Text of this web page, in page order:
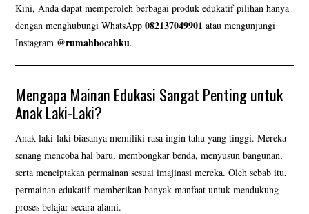
Kini, Anda dapat memperoleh berbagai produk edukatif pilihan hanya
dengan menghubungi WhatsApp082137049901 atau mengunjungi
Instagram @rumahbocahku.
Mengapa Mainan Edukasi Sangat Penting untuk
Anak Laki-Laki?
Anak laki-laki biasanya memiliki rasa ingin tahu yang tinggi. Mereka
senang mencoba hal baru, membongkar benda, menyusun bangunan,
serta menciptakan permainan sesuai imajinasi mereka. Oleh sebab itu,
permainan edukatif memberikan banyak manfaat untuk mendukung
proses belajar secara alami.